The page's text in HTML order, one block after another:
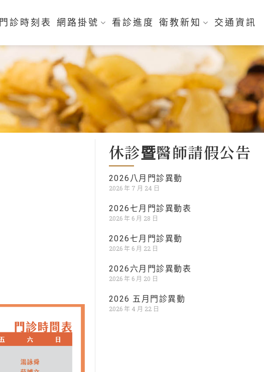
門診時刻表 網路掛號 看診進度 衛教新知 交通資訊
休診暨醫師請假公告
2026八月門診異動
2026 年 7 月 24 日
2026七月門診異動表
2026 年 6 月 28 日
2026七月門診異動
2026 年 6 月 22 日
2026六月門診異動表
2026 年 6 月 20 日
2026 五月門診異動
2026 年 4 月 22 日